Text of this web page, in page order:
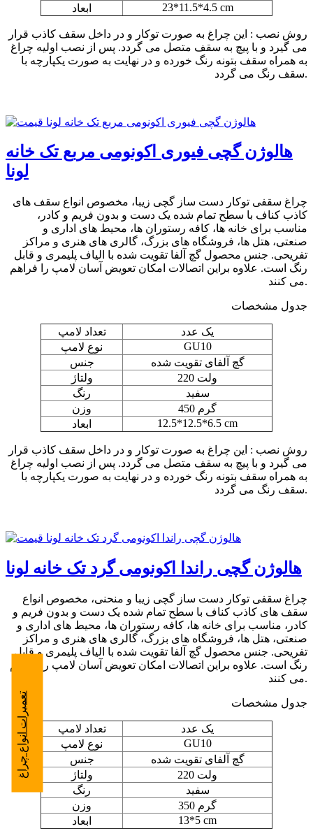
ابعاد
23*11.5*4.5 cm
روش نصب : این چراغ به صورت توکار و در داخل سقف کاذب قرار
می گیرد و با پیچ به سقف متصل می گردد. پس از نصب اولیه چراغ
به همراه سقف بتونه رنگ خورده و در نهایت به صورت یکپارچه با
سقف رنگ می گردد.
هالوژن گچی فیوری اکونومی مربع تک خانه
لونا
چراغ سقفی توکار دست ساز گچی زیبا، مخصوص انواع سقف های
کاذب کناف با سطح تمام شده یک دست و بدون فریم و کادر،
مناسب برای خانه ها، کافه رستوران ها، محیط های اداری و
صنعتی، هتل ها، فروشگاه های بزرگ، گالری های هنری و مراکز
تفریحی. جنس محصول گچ آلفا تقویت شده با الیاف پلیمری و قابل
رنگ است. علاوه براین اتصالات امکان تعویض آسان لامپ را فراهم
می کنند.
جدول مشخصات
تعداد لامپ
یک عدد
نوع لامپ
GU10
جنس
گچ آلفای تقویت شده
ولتاژ
220 ولت
رنگ
سفید
وزن
450 گرم
ابعاد
12.5*12.5*6.5 cm
روش نصب : این چراغ به صورت توکار و در داخل سقف کاذب قرار
می گیرد و با پیچ به سقف متصل می گردد. پس از نصب اولیه چراغ
به همراه سقف بتونه رنگ خورده و در نهایت به صورت یکپارچه با
سقف رنگ می گردد.
هالوژن گچی راندا اکونومی گرد تک خانه لونا
چراغ سقفی توکار دست ساز گچی زیبا و منحنی، مخصوص انواع
سقف های کاذب کناف با سطح تمام شده یک دست و بدون فریم و
کادر، مناسب برای خانه ها، کافه رستوران ها، محیط های اداری و
صنعتی، هتل ها، فروشگاه های بزرگ، گالری های هنری و مراکز
تفریحی. جنس محصول گچ آلفا تقویت شده با الیاف پلیمری و قابل
رنگ است. علاوه براین اتصالات امکان تعویض آسان لامپ را فراهم
می کنند.
جدول مشخصات
تعداد لامپ
یک عدد
نوع لامپ
GU10
جنس
گچ آلفای تقویت شده
ولتاژ
220 ولت
رنگ
سفید
وزن
350 گرم
ابعاد
13*5 cm
تعمیرات انواع چراغ